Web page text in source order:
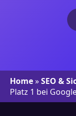
Home»SEO &
Platz 1 bei